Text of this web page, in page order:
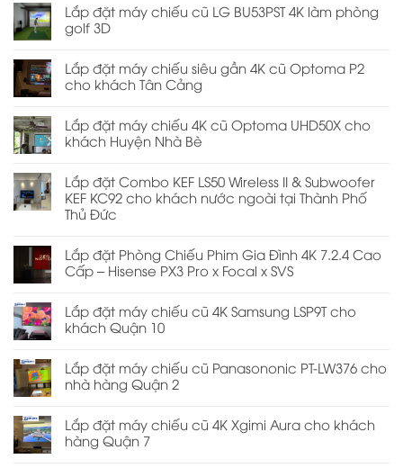
Lắp đặt máy chiếu cũ LG BU53PST 4K làm phòng
golf 3D
Lắp đặt máy chiếu siêu gần 4K cũ Optoma P2
cho khách Tân Cảng
Lắp đặt máy chiếu 4K cũ Optoma UHD50X cho
khách Huyện Nhà Bè
Lắp đặt Combo KEF LS50 Wireless II & Subwoofer
KEF KC92 cho khách nước ngoài tại Thành Phố
Thủ Đức
Lắp đặt Phòng Chiếu Phim Gia Đình 4K 7.2.4 Cao
Cấp – Hisense PX3 Pro x Focal x SVS
Lắp đặt máy chiếu cũ 4K Samsung LSP9T cho
khách Quận 10
Lắp đặt máy chiếu cũ Panasononic PT-LW376 cho
nhà hàng Quận 2
Lắp đặt máy chiếu cũ 4K Xgimi Aura cho khách
hàng Quận 7